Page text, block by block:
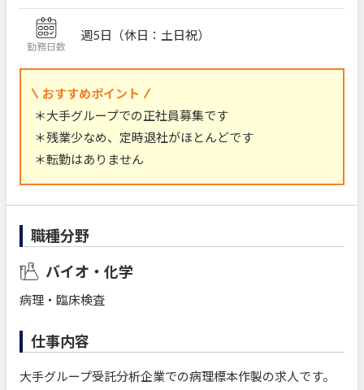
勤務日数
週5日（休日：土日祝）
おすすめポイント
＊大手グループでの正社員募集です
＊残業少なめ、定時退社がほとんどです
＊転勤はありません
職種分野
バイオ・化学
病理・臨床検査
仕事内容
大手グループ受託分析企業での病理標本作製の求人です。